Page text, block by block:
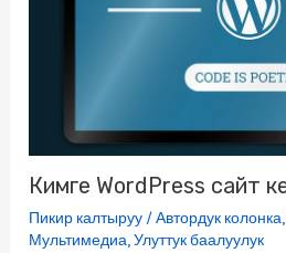
Кимге WordPress сайт
Пикир калтыруу /Автордук колонка,
Мультимедиа,Улуттук баалуулук